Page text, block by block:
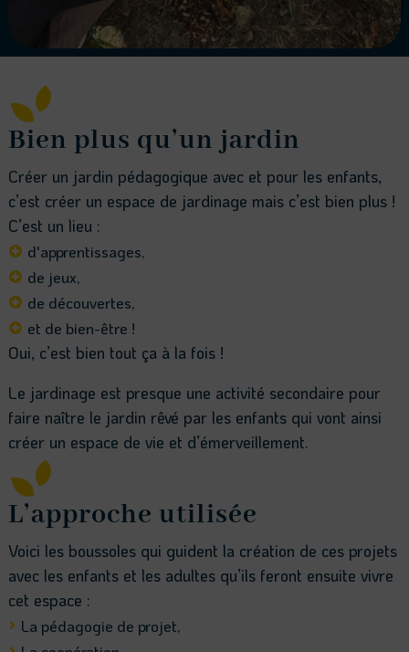
Bien plus qu’un jardin
Créer un jardin pédagogique avec et pour les enfants,
c’est créer un espace de jardinage mais c’est bien plus !
C’est un lieu :
 d'apprentissages,
 de jeux,
 de découvertes,
 et de bien-être !
Oui, c’est bien tout ça à la fois !
Le jardinage est presque une activité secondaire pour
faire naître le jardin rêvé par les enfants qui vont ainsi
créer un espace de vie et d’émerveillement.
L’approche utilisée
Voici les boussoles qui guident la création de ces projets
avec les enfants et les adultes qu’ils feront ensuite vivre
cet espace :
 La pédagogie de projet,